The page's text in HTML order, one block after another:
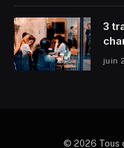
3
juin
© 2026 Tous